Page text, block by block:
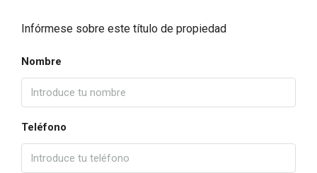
Infórmese sobre este título de propiedad
Nombre
Teléfono